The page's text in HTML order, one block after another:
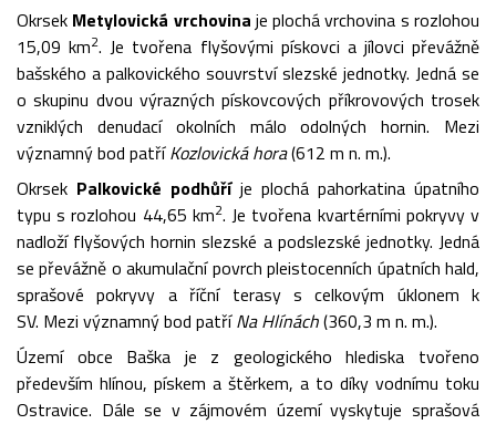
Okrsek Metylovická vrchovina je plochá vrchovina s rozlohou
15,09 km2. Je tvořena flyšovými pískovci a jílovci převážně
bašského a palkovického souvrství slezské jednotky. Jedná se
o skupinu dvou výrazných pískovcových příkrovových trosek
vzniklých denudací okolních málo odolných hornin. Mezi
významný bod patříKozlovická hora(612 m n. m.).
Okrsek Palkovické podhůří je plochá pahorkatina úpatního
typu s rozlohou 44,65 km2. Je tvořena kvartérními pokryvy v
nadloží flyšových hornin slezské a podslezské jednotky. Jedná
se převážně o akumulační povrch pleistocenních úpatních hald,
sprašové pokryvy a říční terasy s celkovým úklonem k
SV. Mezi významný bod patříNa Hlínách(360,3 m n. m.).
Území obce Baška je z geologického hlediska tvořeno
především hlínou, pískem a štěrkem, a to díky vodnímu toku
Ostravice. Dále se v zájmovém území vyskytuje sprašová